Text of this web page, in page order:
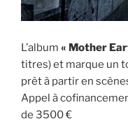
L’album « Mother
titres) et marque un
prêt à partir en
Appel à
de 3500 €